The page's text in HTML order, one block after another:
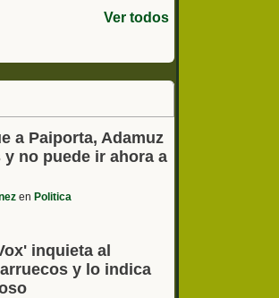
Ver todos
a Paiporta, Adamuz
no puede ir ahora a
en Politica
inquieta al
y lo indica